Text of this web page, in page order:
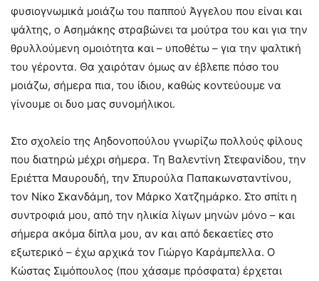
φυσιογνωμικά μοιάζω του παππού Άγγελου που είναι και
ψάλτης, ο Ασημάκης στραβώνει τα μούτρα του και για την
θρυλλούμενη ομοιότητα και – υποθέτω – για την ψαλτική
του γέροντα. Θα χαιρόταν όμως αν έβλεπε πόσο του
μοιάζω, σήμερα πια, του ίδιου, καθώς κοντεύουμε να
γίνουμε οι δυο μας συνομήλικοι.
Στο σχολείο της Αηδονοπούλου γνωρίζω πολλούς φίλους
που διατηρώ μέχρι σήμερα. Τη Βαλεντίνη Στεφανίδου, την
Εριέττα Μαυρουδή, την Σπυρούλα Παπακωνσταντίνου,
τον Νίκο Σκανδάμη, τον Μάρκο Χατζημάρκο. Στο σπίτι η
συντροφιά μου, από την ηλικία λίγων μηνών μόνο – και
σήμερα ακόμα δίπλα μου, αν και από δεκαετίες στο
εξωτερικό – έχω αρχικά τον Γιώργο Καράμπελλα. Ο
Κώστας Σιμόπουλος (που χάσαμε πρόσφατα) έρχεται